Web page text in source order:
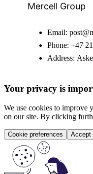
Mercell Group
Email:
Phone: +47
Address:
Your privacy is
We use cookies to improve
on our site. By clicking
Cookie preferences Accept